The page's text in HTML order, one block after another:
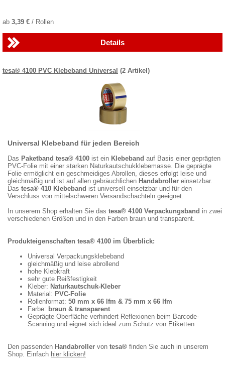
ab 3,39 € / Rollen
Details
tesa® 4100 PVC Klebeband Universal (2 Artikel)
Universal Klebeband für jeden Bereich
Das Paketband tesa® 4100 ist ein Klebeband auf Basis einer geprägten
PVC-Folie mit einer starken Naturkautschukklebemasse. Die geprägte
Folie ermöglicht ein geschmeidiges Abrollen, dieses erfolgt leise und
gleichmäßig und ist auf allen gebräuchlichen Handabroller einsetzbar.
Das tesa® 410 Klebeband ist universell einsetzbar und für den
Verschluss von mittelschweren Versandschachteln geeignet.
In unserem Shop erhalten Sie das tesa® 4100 Verpackungsband in zwei
verschiedenen Größen und in den Farben braun und transparent.
Produkteigenschaften tesa® 4100 im Überblick:
Universal Verpackungsklebeband
gleichmäßig und leise abrollend
hohe Klebkraft
sehr gute Reißfestigkeit
Kleber: Naturkautschuk-Kleber
Material: PVC-Folie
Rollenformat: 50 mm x 66 lfm & 75 mm x 66 lfm
Farbe: braun & transparent
Geprägte Oberfläche verhindert Reflexionen beim Barcode-
Scanning und eignet sich ideal zum Schutz von Etiketten
Den passenden Handabroller von tesa® finden Sie auch in unserem
Shop. Einfach hier klicken!